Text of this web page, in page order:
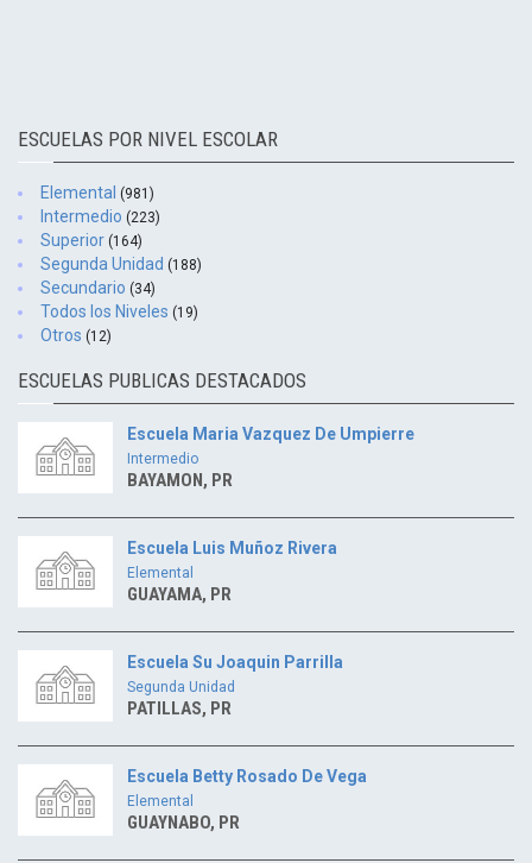
ESCUELAS POR NIVEL ESCOLAR
Elemental (981)
Intermedio (223)
Superior (164)
Segunda Unidad (188)
Secundario (34)
Todos los Niveles (19)
Otros (12)
ESCUELAS PUBLICAS DESTACADOS
Escuela Maria Vazquez De Umpierre
Intermedio
BAYAMON, PR
Escuela Luis Muñoz Rivera
Elemental
GUAYAMA, PR
Escuela Su Joaquin Parrilla
Segunda Unidad
PATILLAS, PR
Escuela Betty Rosado De Vega
Elemental
GUAYNABO, PR